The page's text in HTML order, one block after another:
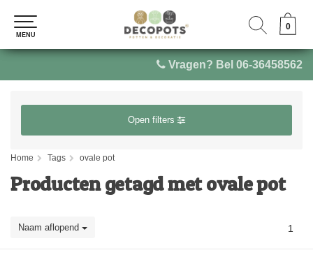
Vragen? Bel 06-36458562
0
MENU
0
MENU
Open filters
Home Tags ovale pot
Producten getagd met ovale pot
Naam aflopend 1